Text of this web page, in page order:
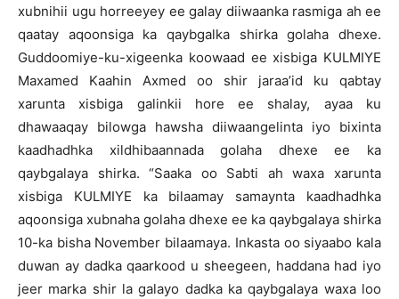
xubnihii ugu horreeyey ee galay diiwaanka rasmiga ah ee
qaatay aqoonsiga ka qaybgalka shirka golaha dhexe.
Guddoomiye-ku-xigeenka koowaad ee xisbiga KULMIYE
Maxamed Kaahin Axmed oo shir jaraa’id ku qabtay
xarunta xisbiga galinkii hore ee shalay, ayaa ku
dhawaaqay bilowga hawsha diiwaangelinta iyo bixinta
kaadhadhka xildhibaannada golaha dhexe ee ka
qaybgalaya shirka. “Saaka oo Sabti ah waxa xarunta
xisbiga KULMIYE ka bilaamay samaynta kaadhadhka
aqoonsiga xubnaha golaha dhexe ee ka qaybgalaya shirka
10-ka bisha November bilaamaya. Inkasta oo siyaabo kala
duwan ay dadka qaarkood u sheegeen, haddana had iyo
jeer marka shir la galayo dadka ka qaybgalaya waxa loo